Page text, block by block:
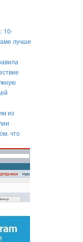
10-
лучше
из
что